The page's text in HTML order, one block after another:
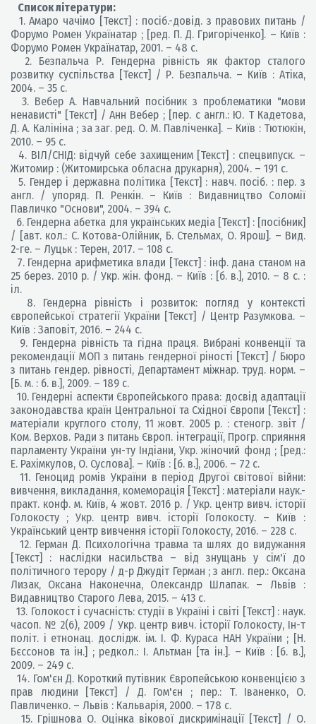
Список літератури:
1. Амаро чачімо [Текст] : посіб.-довід. з правових питань /
Форумо Ромен Українатар ; [ред. П. Д. Григоріченко]. – Київ :
Форумо Ромен Українатар, 2001. – 48 с.
2. Безпальча Р. Гендерна рівність як фактор сталого
розвитку суспільства [Текст] / Р. Безпальча. – Київ : Атіка,
2004. – 35 с.
3. Вебер А. Навчальний посібник з проблематики "мови
ненависті" [Текст] / Анн Вебер ; [пер. с англ.: Ю. Т Кадетова,
Д. А. Калініна ; за заг. ред. О. М. Павліченка]. – Київ : Тютюкін,
2010. – 95 с.
4. ВІЛ/СНІД: відчуй себе захищеним [Текст] : спецвипуск. –
Житомир : (Житомирська обласна друкарня), 2004. – 191 с.
5. Гендер і державна політика [Текст] : навч. посіб. : пер. з
англ. / упоряд. П. Ренкін. – Київ : Видавництво Соломії
Павличко "Основи", 2004. – 394 с.
6. Гендерна абетка для українських медіа [Текст] : [посібник]
/ [авт. кол.: С. Котова-Олійник, Б. Стельмах, О. Ярош]. – Вид.
2-ге. – Луцьк : Терен, 2017. – 108 с.
7. Гендерна арифметика влади [Текст] : інф. дана станом на
25 берез. 2010 р. / Укр. жін. фонд. – Київ : [б. в.], 2010. – 8 с. :
іл.
8. Гендерна рівність і розвиток: погляд у контексті
європейської стратегії України [Текст] / Центр Разумкова. –
Київ : Заповіт, 2016. – 244 с.
9. Гендерна рівність та гідна праця. Вибрані конвенції та
рекомендації МОП з питань гендерної ріності [Текст] / Бюро
з питань гендер. рівності, Департамент міжнар. труд. норм. –
[Б. м. : б. в.], 2009. – 189 с.
10. Гендерні аспекти Європейського права: досвід адаптації
законодавства країн Центральної та Східної Європи [Текст] :
матеріали круглого столу, 11 жовт. 2005 р. : стеногр. звіт /
Ком. Верхов. Ради з питань Європ. інтеграції, Прогр. сприяння
парламенту України ун-ту Індіани, Укр. жіночий фонд ; [ред.:
Е. Рахімкулов, О. Суслова]. – Київ : [б. в.], 2006. – 72 с.
11. Геноцид ромів України в період Другої світової війни:
вивчення, викладання, комеморація [Текст] : матеріали наук.-
практ. конф. м. Київ, 4 жовт. 2016 р. / Укр. центр вивч. історії
Голокосту ; Укр. центр вивч. історії Голокосту. – Київ :
Український центр вивчення історії Голокосту, 2016. – 228 с.
12. Герман Д. Психологічна травма та шлях до видужання
[Текст] : наслідки насильства – від знущань у сім'ї до
політичного терору / д-р Джудіт Герман ; з англ. пер.: Оксана
Лизак, Оксана Наконечна, Олександр Шлапак. – Львів :
Видавництво Старого Лева, 2015. – 413 с.
13. Голокост і сучасність: студії в Україні і світі [Текст] : наук.
часоп. № 2(6), 2009 / Укр. центр вивч. історії Голокосту, Ін-т
політ. і етнонац. дослідж. ім. І. Ф. Кураса НАН України ; [Н.
Бєссонов та ін.] ; редкол.: І. Альтман [та ін.]. – Київ : [б. в.],
2009. – 249 с.
14. Гом'єн Д. Короткий путівник Європейською конвенцією з
прав людини [Текст] / Д. Гом'єн ; пер.: Т. Іваненко, О.
Павличенко. – Львів : Кальварія, 2000. – 178 с.
15. Грішнова О. Оцінка вікової дискримінації [Текст] / О.